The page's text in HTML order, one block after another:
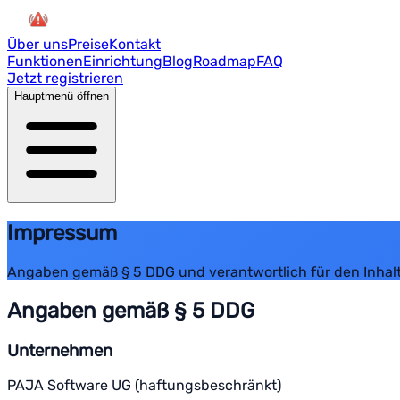
Über unsPreiseKontakt
FunktionenEinrichtungBlogRoadmapFAQ
Jetzt registrieren
Hauptmenü öffnen
Impressum
Angaben gemäß § 5 DDG und verantwortlich für den
Angaben gemäß § 5 DDG
Unternehmen
PAJA Software UG (haftungsbeschränkt)